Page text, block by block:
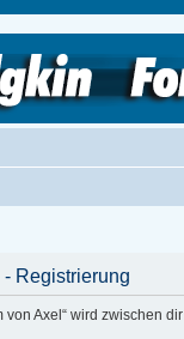
Registrierung
von Axel“ wird zwischen